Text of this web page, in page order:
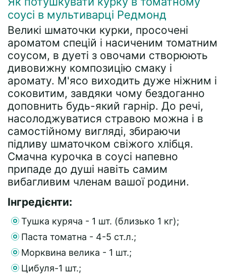
соусі в мультиварці Редмонд
Великі шматочки курки, просочені
ароматом спецій і насиченим томатним
соусом, в дуеті з овочами створюють
дивовижну композицію смаку і
аромату. М'ясо виходить дуже ніжним і
соковитим, завдяки чому бездоганно
доповнить будь-який гарнір. До речі,
насолоджуватися стравою можна і в
самостійному вигляді, збираючи
підливу шматочком свіжого хлібця.
Смачна курочка в соусі напевно
припаде до душі навіть самим
вибагливим членам вашої родини.
Інгредієнти:
Тушка куряча - 1 шт. (близько 1 кг);
Паста томатна - 4-5 ст.л.;
Морквина велика - 1 шт.;
Цибуля-1 шт.;